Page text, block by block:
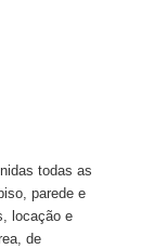
todas as
parede e
locação e
de